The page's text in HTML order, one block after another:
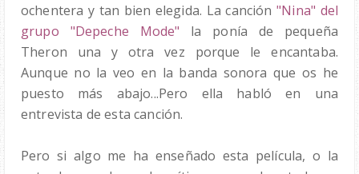
ochentera y tan bien elegida. La canción"Nina" del
grupo "Depeche Mode" la ponía de pequeña
Theron una y otra vez porque le encantaba.
Aunque no la veo en la banda sonora que os he
puesto más abajo...Pero ella habló en una
entrevista de esta canción.
Pero si algo me ha enseñado esta película, o la